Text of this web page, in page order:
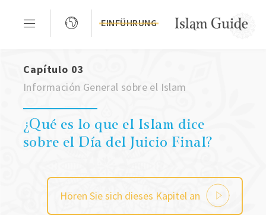
EINFÜHRUNG
Capítulo 03
Información General sobre el Islam
¿Qué es lo que el Islam dice
sobre el Día del Juicio Final?
Hören Sie sich dieses Kapitel an